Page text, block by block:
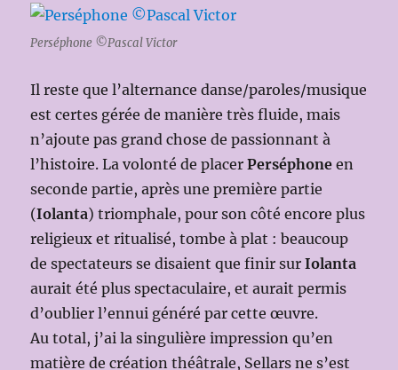
Perséphone ©Pascal Victor
Il reste que l’alternance danse/paroles/musique
est certes gérée de manière très fluide, mais
n’ajoute pas grand chose de passionnant à
l’histoire. La volonté de placerPerséphone en
seconde partie, après une première partie
(Iolanta) triomphale, pour son côté encore plus
religieux et ritualisé, tombe à plat : beaucoup
de spectateurs se disaient que finir surIolanta
aurait été plus spectaculaire, et aurait permis
d’oublier l’ennui généré par cette œuvre.
Au total, j’ai la singulière impression qu’en
matière de création théâtrale, Sellars ne s’est